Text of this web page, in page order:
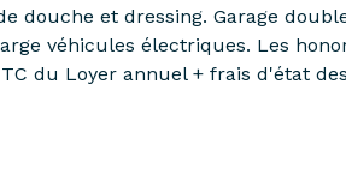
douche et dressing. Garage
véhicules électriques. Les
du Loyer annuel + frais d'état